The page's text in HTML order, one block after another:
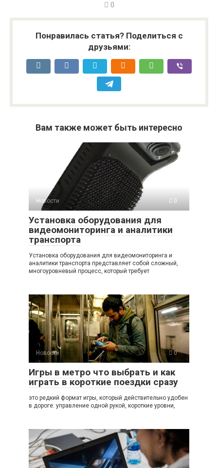
0
Понравилась статья? Поделиться с
друзьями:
Вам также может быть интересно
Новости 0
Установка оборудования для
видеомониторинга и аналитики
транспорта
Установка оборудования для видеомониторинга и
аналитики транспорта представляет собой сложный,
многоуровневый процесс, который требует
Новости 0
Игры в метро что выбрать и как
играть в короткие поездки сразу
это редкий формат игры, который действительно удобен
в дороге: управление одной рукой, короткие уровни,